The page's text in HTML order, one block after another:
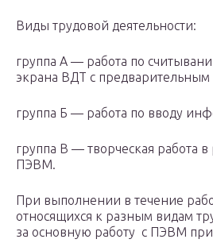
Виды трудовой деятельности:
группа А — работа по
экрана ВДТ с
группа Б — работа по вводу
группа В — творческая работа
ПЭВМ.
При выполнении в течение
относящихся к разным видам
за основную работу с ПЭВМ